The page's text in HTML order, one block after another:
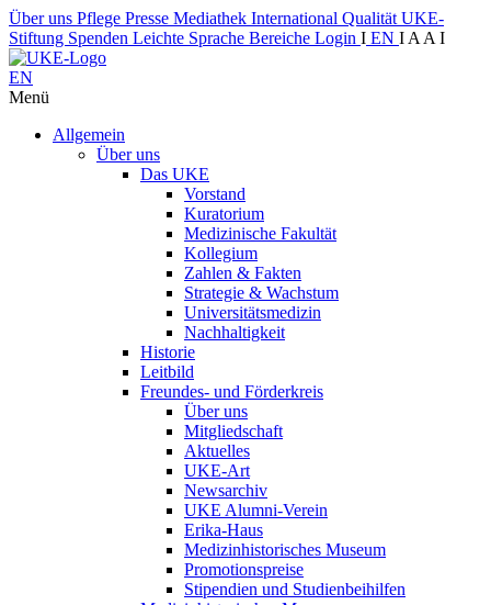
Über uns Pflege Presse Mediathek International Qualität UKE-
Stiftung Spenden Leichte Sprache Bereiche Login I EN I A A I
EN
Menü
Allgemein
Über uns
Das UKE
Vorstand
Kuratorium
Medizinische Fakultät
Kollegium
Zahlen & Fakten
Strategie & Wachstum
Universitätsmedizin
Nachhaltigkeit
Historie
Leitbild
Freundes- und Förderkreis
Über uns
Mitgliedschaft
Aktuelles
UKE-Art
Newsarchiv
UKE Alumni-Verein
Erika-Haus
Medizinhistorisches Museum
Promotionspreise
Stipendien und Studienbeihilfen